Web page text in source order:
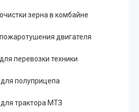
зерна в комбайне
двигателя
перевозки техники
полуприцепа
трактора МТЗ